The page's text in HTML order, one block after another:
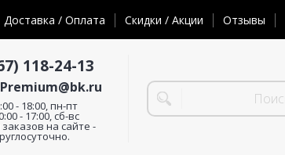
Доставка / Оплата Скидки / Акции Отзывы
118-24-13
- 18:00, пн-пт
- 17:00, сб-вс
на сайте -